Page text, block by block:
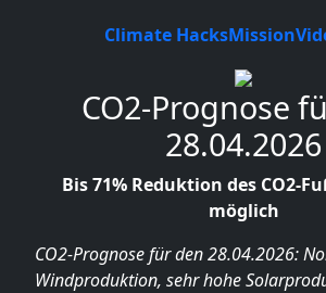
Climate HacksMission
CO2-Prognose
28.04.2026
Bis 71% Reduktion des CO2-
möglich
CO2-Prognose für den 28.04.2026:
Windproduktion, sehr hohe